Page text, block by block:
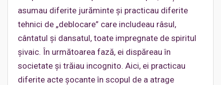
asumau diferite jurăminte şi practicau diferite
tehnici de „deblocare” care includeau râsul,
cântatul şi dansatul, toate impregnate de spiritul
şivaic. În următoarea fază, ei dispăreau în
societate şi trăiau incognito. Aici, ei practicau
diferite acte şocante în scopul de a atrage